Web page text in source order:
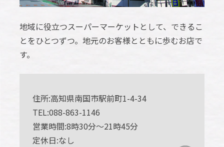
地域に役立つスーパーマーケットとして、できるこ
とをひとつずつ。地元のお客様とともに歩むお店で
す。
住所:高知県南国市駅前町1-4-34
TEL:088-863-1146
営業時間:8時30分～21時45分
定休日:なし